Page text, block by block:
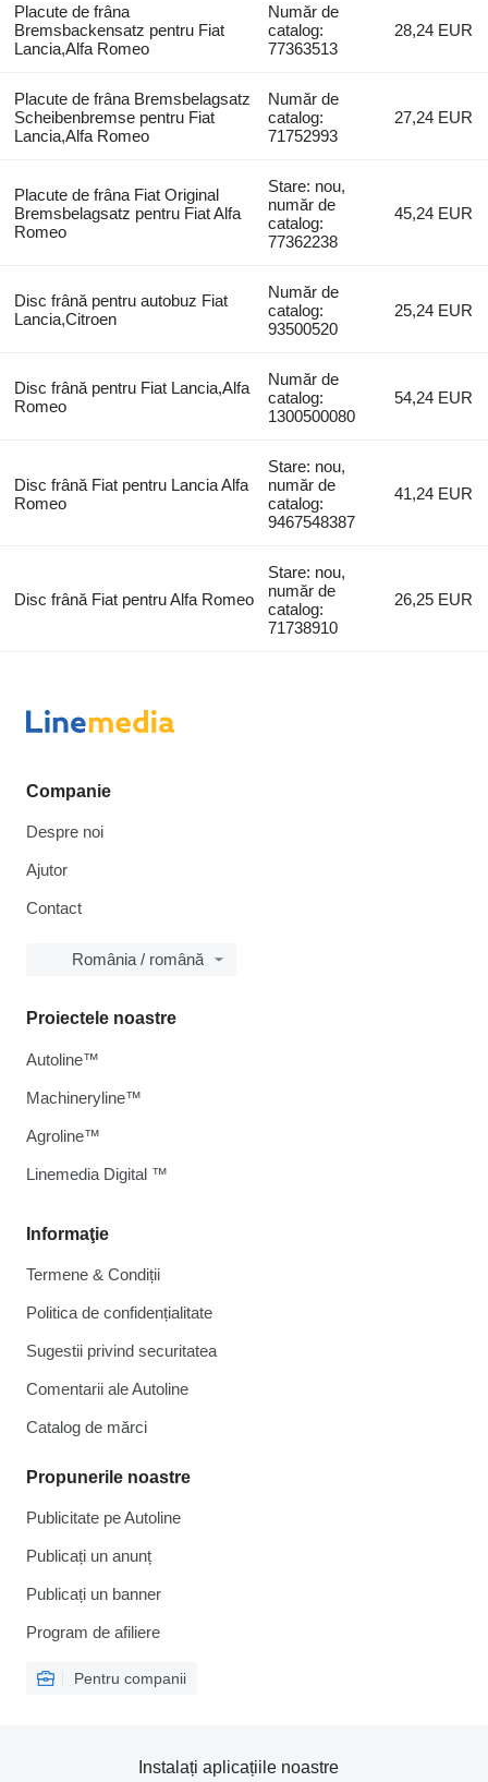
Placute de frâna
Bremsbackensatz pentru Fiat
Lancia,Alfa Romeo
Număr de
catalog:
77363513
28,24 EUR
Placute de frâna Bremsbelagsatz
Scheibenbremse pentru Fiat
Lancia,Alfa Romeo
Număr de
catalog:
71752993
27,24 EUR
Placute de frâna Fiat Original
Bremsbelagsatz pentru Fiat Alfa
Romeo
Stare: nou,
număr de
catalog:
77362238
45,24 EUR
Disc frână pentru autobuz Fiat
Lancia,Citroen
Număr de
catalog:
93500520
25,24 EUR
Disc frână pentru Fiat Lancia,Alfa
Romeo
Număr de
catalog:
1300500080
54,24 EUR
Disc frână Fiat pentru Lancia Alfa
Romeo
Stare: nou,
număr de
catalog:
9467548387
41,24 EUR
Disc frână Fiat pentru Alfa Romeo
Stare: nou,
număr de
catalog:
71738910
26,25 EUR
Companie
Despre noi
Ajutor
Contact
România / română
Informaţie
Termene & Condiții
Politica de confidențialitate
Sugestii privind securitatea
Comentarii ale Autoline
Catalog de mărcі
Propunerile noastre
Publicitate pe Autoline
Publicați un anunț
Publicați un banner
Program de afiliere
Pentru companii
Proiectele noastre
Autoline™
Machineryline™
Agroline™
Linemedia Digital ™
Instalați aplicațiile noastre